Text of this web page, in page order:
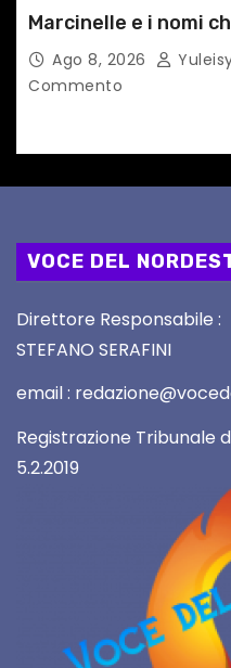
Marcinelle e i nomi
Ago 8, 2026
Commento
VOCE DEL
Direttore Responsabile :
STEFANO SERAFINI
email :
Registrazione Tribunale
5.2.2019